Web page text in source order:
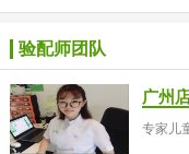
验配师团队
广州
专家儿